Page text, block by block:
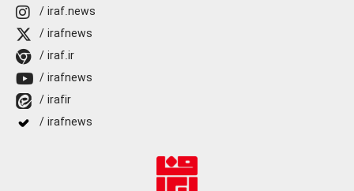
/ iraf.news
/ irafnews
/ iraf.ir
/ irafnews
/ irafir
/ irafnews